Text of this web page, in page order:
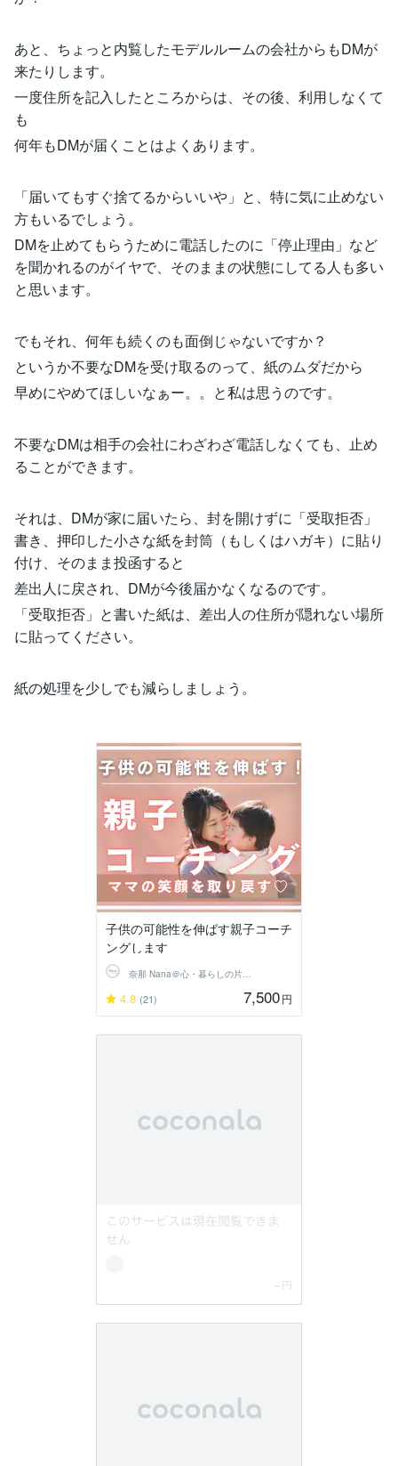
あと、ちょっと内覧したモデルルームの会社からもDMが
来たりします。
一度住所を記入したところからは、その後、利用しなくて
も
何年もDMが届くことはよくあります。
「届いてもすぐ捨てるからいいや」と、特に気に止めない
方もいるでしょう。
DMを止めてもらうために電話したのに「停止理由」など
を聞かれるのがイヤで、そのままの状態にしてる人も多い
と思います。
でもそれ、何年も続くのも面倒じゃないですか？
というか不要なDMを受け取るのって、紙のムダだから
早めにやめてほしいなぁー。。と私は思うのです。
不要なDMは相手の会社にわざわざ電話しなくても、止め
ることができます。
それは、DMが家に届いたら、封を開けずに「受取拒否」
書き、押印した小さな紙を封筒（もしくはハガキ）に貼り
付け、そのまま投函すると
差出人に戻され、DMが今後届かなくなるのです。
「受取拒否」と書いた紙は、差出人の住所が隠れない場所
に貼ってください。
紙の処理を少しでも減らしましょう。
子供の可能性を伸ばす親子コーチ
ングします
奈那 Nana＠心・暮らしの片付けコーチ
4.8 (21) 7,500円